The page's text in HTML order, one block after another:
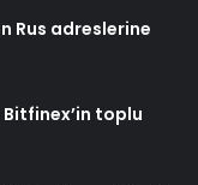
Rus adreslerine
Bitfinex’in toplu